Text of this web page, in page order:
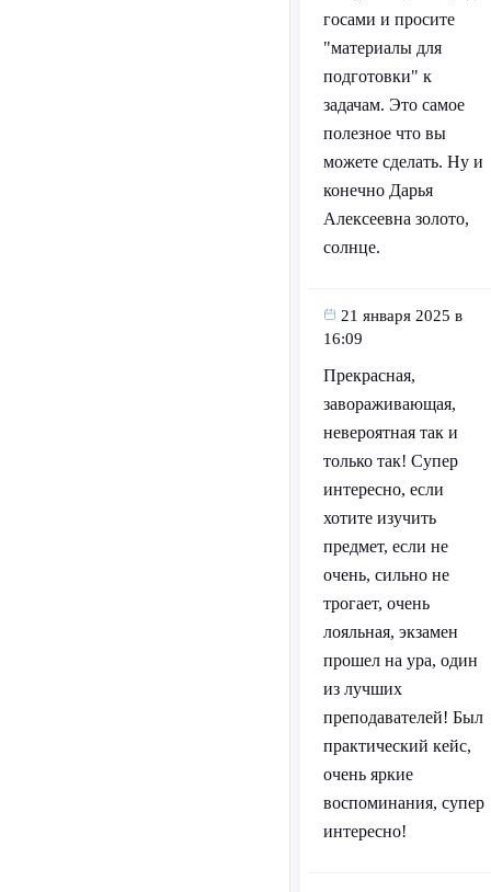
госами и просите
"материалы для
подготовки" к
задачам. Это самое
полезное что вы
можете сделать. Ну и
конечно Дарья
Алексеевна золото,
солнце.
21 января 2025 в
16:09
Прекрасная,
завораживающая,
невероятная так и
только так! Супер
интересно, если
хотите изучить
предмет, если не
очень, сильно не
трогает, очень
лояльная, экзамен
прошел на ура, один
из лучших
преподавателей! Был
практический кейс,
очень яркие
воспоминания, супер
интересно!